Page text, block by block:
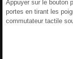
Appuyer sur le bouton
portes en tirant les
commutateur tactile